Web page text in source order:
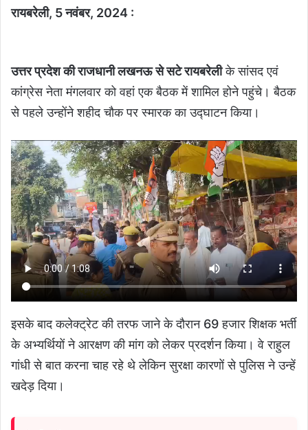
रायबरेली, 5 नवंबर, 2024 :
उत्तर प्रदेश की राजधानी लखनऊ से सटे रायबरेलीके सांसद एवं
कांग्रेस नेता मंगलवार को वहां एक बैठक में शामिल होने पहुंचे। बैठक
से पहले उन्होंने शहीद चौक पर स्मारक का उद्घाटन किया।
इसके बाद कलेक्ट्रेट की तरफ जाने के दौरान 69 हजार शिक्षक भर्ती
के अभ्यर्थियों ने आरक्षण की मांग को लेकर प्रदर्शन किया। वे राहुल
गांधी से बात करना चाह रहे थे लेकिन सुरक्षा कारणों से पुलिस ने उन्हें
खदेड़ दिया।